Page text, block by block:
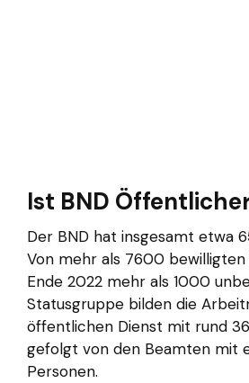
Ist BND
Der BND hat insgesamt etwa
Von mehr als 7600
Ende 2022 mehr als 1000
Statusgruppe bilden die
öffentlichen Dienst mit rund
gefolgt von den Beamten mit
Personen.